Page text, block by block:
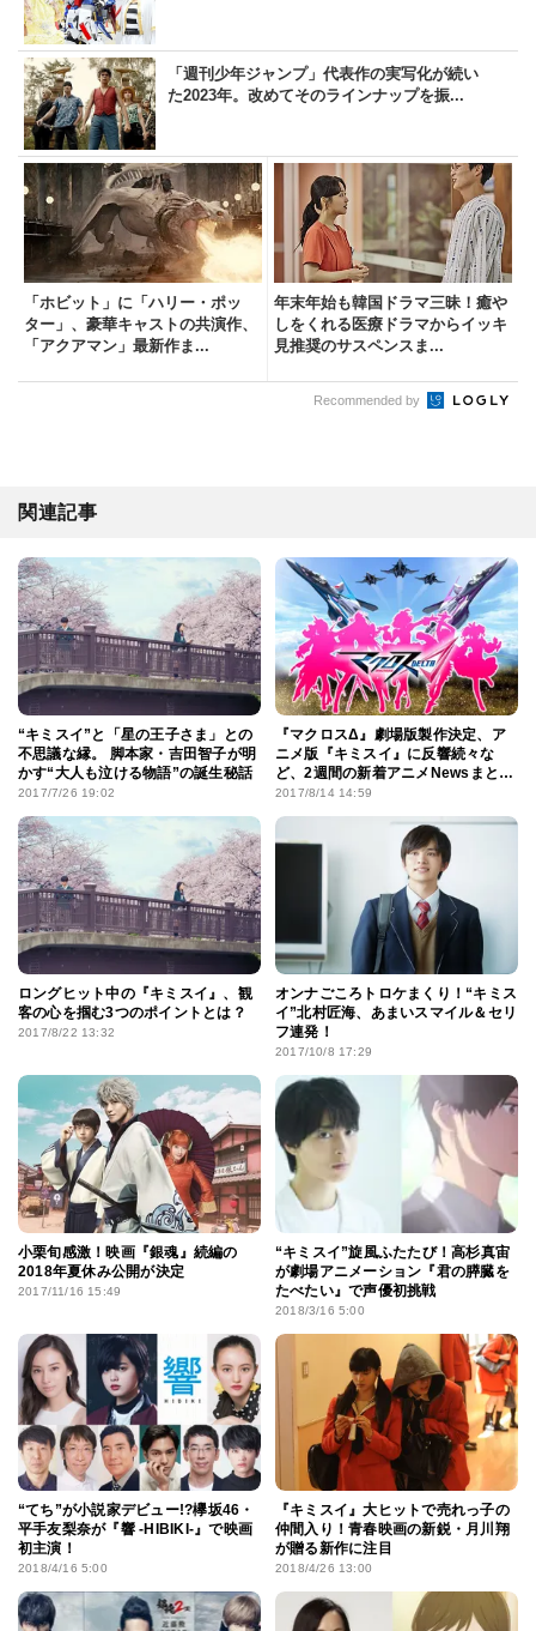
「週刊少年ジャンプ」代表作の実写化が続い
た2023年。改めてそのラインナップを振...
「ホビット」に「ハリー・ポッ
ター」、豪華キャストの共演作、
「アクアマン」最新作ま...
年末年始も韓国ドラマ三昧！癒や
しをくれる医療ドラマからイッキ
見推奨のサスペンスま...
Recommended by
関連記事
“キミスイ”と「星の王子さま」との
不思議な縁。 脚本家・吉田智子が明
かす“大人も泣ける物語”の誕生秘話
2017/7/26 19:02
『マクロスΔ』劇場版製作決定、ア
ニメ版『キミスイ』に反響続々な
ど、2週間の新着アニメNewsまとめ
読み！
2017/8/14 14:59
ロングヒット中の『キミスイ』、観
客の心を掴む3つのポイントとは？
2017/8/22 13:32
オンナごころトロケまくり！“キミス
イ”北村匠海、あまいスマイル＆セリ
フ連発！
2017/10/8 17:29
小栗旬感激！映画『銀魂』続編の
2018年夏休み公開が決定
2017/11/16 15:49
“キミスイ”旋風ふたたび！高杉真宙
が劇場アニメーション『君の膵臓を
たべたい』で声優初挑戦
2018/3/16 5:00
“てち”が小説家デビュー!?欅坂46・
平手友梨奈が『響 -HIBIKI-』で映画
初主演！
2018/4/16 5:00
『キミスイ』大ヒットで売れっ子の
仲間入り！青春映画の新鋭・月川翔
が贈る新作に注目
2018/4/26 13:00